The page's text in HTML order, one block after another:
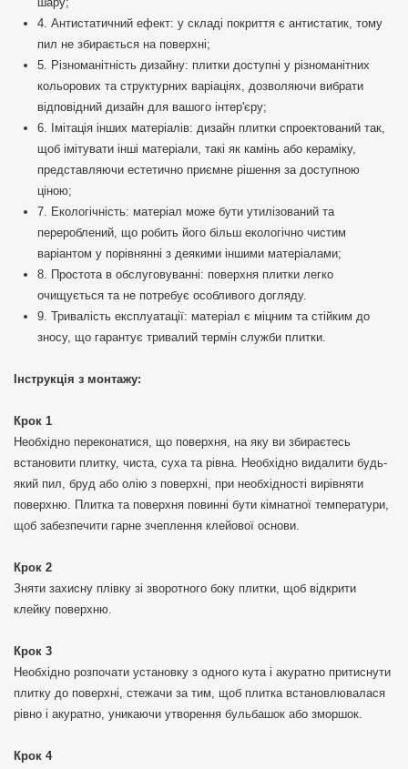
4. Антистатичний ефект: у складі покриття є антистатик, тому
пил не збирається на поверхні;
5. Різноманітність дизайну: плитки доступні у різноманітних
кольорових та структурних варіаціях, дозволяючи вибрати
відповідний дизайн для вашого інтер'єру;
6. Імітація інших матеріалів: дизайн плитки спроектований так,
щоб імітувати інші матеріали, такі як камінь або кераміку,
представляючи естетично приємне рішення за доступною
ціною;
7. Екологічність: матеріал може бути утилізований та
перероблений, що робить його більш екологічно чистим
варіантом у порівнянні з деякими іншими матеріалами;
8. Простота в обслуговуванні: поверхня плитки легко
очищується та не потребує особливого догляду.
9. Тривалість експлуатації: матеріал є міцним та стійким до
зносу, що гарантує тривалий термін служби плитки.
Інструкція з монтажу:
Крок 1
Необхідно переконатися, що поверхня, на яку ви збираєтесь
встановити плитку, чиста, суха та рівна. Необхідно видалити будь-
який пил, бруд або олію з поверхні, при необхідності вирівняти
поверхню. Плитка та поверхня повинні бути кімнатної температури,
щоб забезпечити гарне зчеплення клейової основи.
Крок 2
Зняти захисну плівку зі зворотного боку плитки, щоб відкрити
клейку поверхню.
Крок 3
Необхідно розпочати установку з одного кута і акуратно притиснути
плитку до поверхні, стежачи за тим, щоб плитка встановлювалася
рівно і акуратно, уникаючи утворення бульбашок або зморшок.
Крок 4